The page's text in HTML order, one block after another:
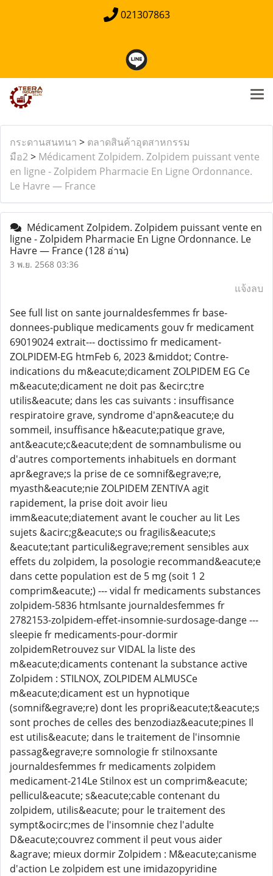
021307863
กระดานสนทนา > ตลาดสินค้าอุตสาหกรรม
มือ2> Médicament Zolpidem. Zolpidem puissant vente
en ligne - Zolpidem Pharmacie En Ligne Ordonnance.
Le Havre — France
Médicament Zolpidem. Zolpidem puissant vente en
ligne - Zolpidem Pharmacie En Ligne Ordonnance. Le
Havre — France(128 อ่าน)
3 พ.ย. 2568 03:36
แจ้งลบ
See full list on sante journaldesfemmes fr base-
donnees-publique medicaments gouv fr medicament
69019024 extrait--- doctissimo fr medicament-
ZOLPIDEM-EG htmFeb 6, 2023 &middot; Contre-
indications du m&eacute;dicament ZOLPIDEM EG Ce
m&eacute;dicament ne doit pas &ecirc;tre
utilis&eacute; dans les cas suivants : insuffisance
respiratoire grave, syndrome d'apn&eacute;e du
sommeil, insuffisance h&eacute;patique grave,
ant&eacute;c&eacute;dent de somnambulisme ou
d'autres comportements inhabituels en dormant
apr&egrave;s la prise de ce somnif&egrave;re,
myasth&eacute;nie ZOLPIDEM ZENTIVA agit
rapidement, la prise doit avoir lieu
imm&eacute;diatement avant le coucher au lit Les
sujets &acirc;g&eacute;s ou fragilis&eacute;s
&eacute;tant particuli&egrave;rement sensibles aux
effets du zolpidem, la posologie recommand&eacute;e
dans cette population est de 5 mg (soit 1 2
comprim&eacute;) --- vidal fr medicaments substances
zolpidem-5836 htmlsante journaldesfemmes fr
2782153-zolpidem-effet-insomnie-surdosage-dange ---
sleepie fr medicaments-pour-dormir
zolpidemRetrouvez sur VIDAL la liste des
m&eacute;dicaments contenant la substance active
Zolpidem : STILNOX, ZOLPIDEM ALMUSCe
m&eacute;dicament est un hypnotique
(somnif&egrave;re) dont les propri&eacute;t&eacute;s
sont proches de celles des benzodiaz&eacute;pines Il
est utilis&eacute; dans le traitement de l'insomnie
passag&egrave;re somnologie fr stilnoxsante
journaldesfemmes fr medicaments zolpidem
medicament-214Le Stilnox est un comprim&eacute;
pellicul&eacute; s&eacute;cable contenant du
zolpidem, utilis&eacute; pour le traitement des
sympt&ocirc;mes de l'insomnie chez l'adulte
D&eacute;couvrez comment il peut vous aider
&agrave; mieux dormir Zolpidem : M&eacute;canisme
d'action Le zolpidem est une imidazopyridine